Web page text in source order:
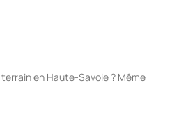
en Haute-Savoie ? Même